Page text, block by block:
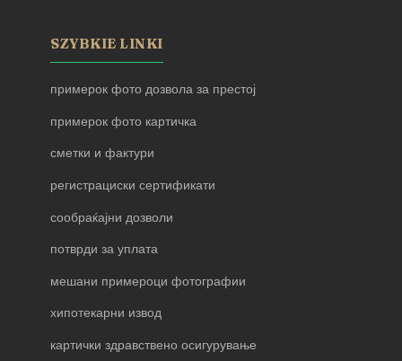
SZYBKIE LINKI
примерок фото дозвола за престој
примерок фото картичка
сметки и фактури
регистрациски сертификати
сообраќајни дозволи
потврди за уплата
мешани примероци фотографии
хипотекарни извод
картички здравствено осигурување